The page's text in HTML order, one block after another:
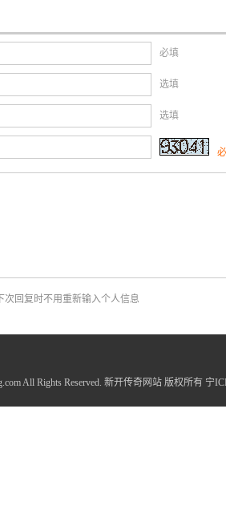
必填
选填
选填
次回复时不用重新输入个人信息
All Rights Reserved. 新开传奇网站 版权所有 宁